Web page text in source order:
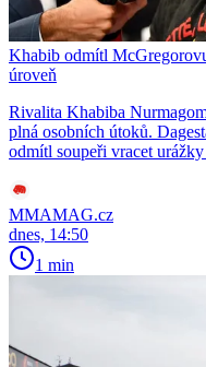
Khabib odmítl
úroveň
Rivalita Khabiba
plná osobních útoků.
odmítl soupeři vracet
MMAMAG.cz
dnes, 14:50
1 min